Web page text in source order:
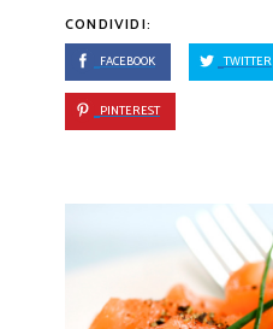
CONDIVIDI:
FACEBOOK TWITTER
PINTEREST